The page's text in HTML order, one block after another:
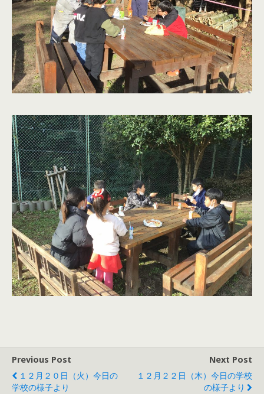
Previous Post
１２月２０日（火）今日の
学校の様子より
Next Post
１２月２２日（木）今日の学校
の様子より